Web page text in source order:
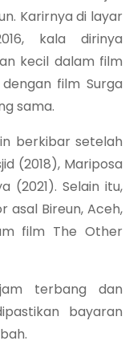
Karirnya di layar
kala dirinya
kecil dalam film
film Surga
sama.
berkibar setelah
(2018), Mariposa
(2021). Selain itu,
asal Bireun, Aceh,
film The Other
terbang dan
bayaran